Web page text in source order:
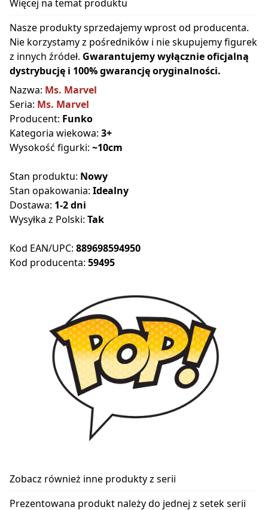
Więcej na temat produktu
Nasze produkty sprzedajemy wprost od producenta.
Nie korzystamy z pośredników i nie skupujemy figurek
z innych źródeł. Gwarantujemy wyłącznie oficjalną
dystrybucję i 100% gwarancję oryginalności.
Nazwa: Ms. Marvel
Seria: Ms. Marvel
Producent: Funko
Kategoria wiekowa: 3+
Wysokość figurki: ~10cm
Stan produktu: Nowy
Stan opakowania: Idealny
Dostawa: 1-2 dni
Wysyłka z Polski: Tak
Kod EAN/UPC: 889698594950
Kod producenta: 59495
Zobacz również inne produkty z serii
Prezentowana produkt należy do jednej z setek serii